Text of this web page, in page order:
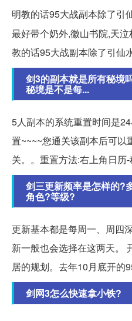
明教的话95大战副本除了引
最好带个奶外,徽山书院,天
教的话95大战副本除了引仙
剑3的副本就是所有秘境
秘境是不是每...
5人副本的系统重置时间是
置~~~~您通关该副本后可以
关。。重置方法:右上角日历-
剑三更新频率是怎样的?
角色?等级?
更新基本都是每周一、周四
新一般也会选择在这两天。
居的规划。去年10月底开的
剑网3怎么快速拿小铁?